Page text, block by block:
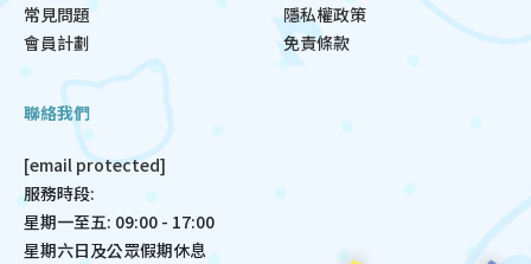
常見問題
會員計劃
隱私權政策
免責條款
聯絡我們
[email protected]
服務時段:
星期一至五: 09:00 - 17:00
星期六日及公眾假期休息